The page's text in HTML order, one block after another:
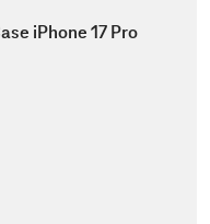
iPhone 17 Pro